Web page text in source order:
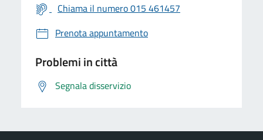
Chiama il numero 015 461457
Prenota appuntamento
Problemi in città
Segnala disservizio